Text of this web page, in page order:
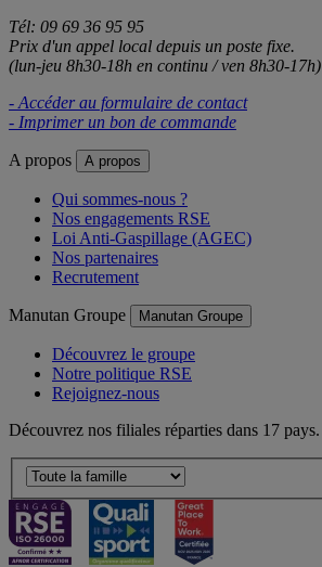
Tél: 09 69 36 95 95
Prix d'un appel local depuis un poste fixe.
(lun-jeu 8h30-18h en continu / ven 8h30-17h)
- Accéder au formulaire de contact
- Imprimer un bon de commande
A propos A propos
Qui sommes-nous ?
Nos engagements RSE
Loi Anti-Gaspillage (AGEC)
Nos partenaires
Recrutement
Manutan Groupe Manutan Groupe
Découvrez le groupe
Notre politique RSE
Rejoignez-nous
Découvrez nos filiales réparties dans 17 pays.